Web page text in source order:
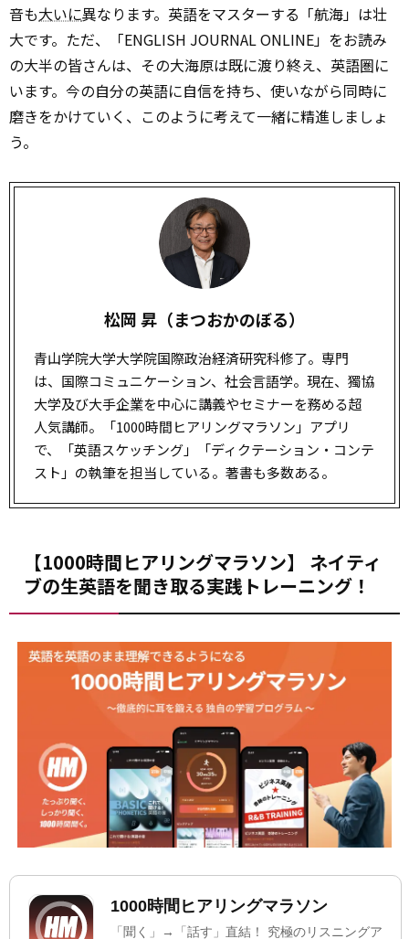
音も大いに異なります。英語をマスターする「航海」は壮
大です。ただ、「ENGLISH JOURNAL ONLINE」をお読み
の大半の皆さんは、その大海原は既に渡り終え、英語圏に
います。今の自分の英語に自信を持ち、使いながら同時に
磨きをかけていく、このように考えて一緒に精進しましょ
う。
松岡 昇（まつおかのぼる）
青山学院大学大学院国際政治経済研究科修了。専門
は、国際コミュニケーション、社会言語学。現在、獨協
大学及び大手企業を中心に講義やセミナーを務める超
人気講師。「1000時間ヒアリングマラソン」アプリ
で、「英語スケッチング」「ディクテーション・コンテ
スト」の執筆を担当している。著書も多数ある。
【1000時間ヒアリングマラソン】 ネイティ
ブの生英語を聞き取る実践トレーニング！